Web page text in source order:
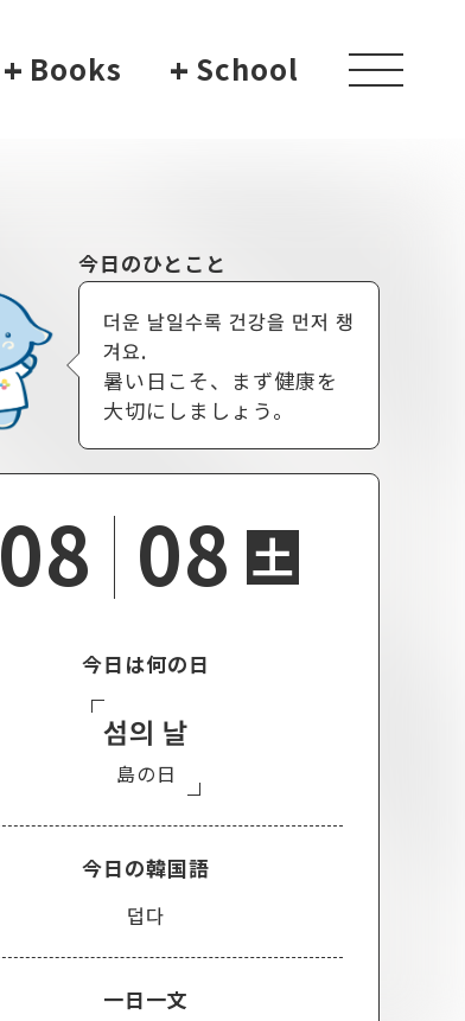
+ Books + School
toggle
今日のひとこと
더운 날일수록 건강을 먼저 챙
겨요.
暑い日こそ、まず健康を
大切にしましょう。
08 08 土
今日は何の日
섬의 날
島の日
今日の韓国語
덥다
一日一文